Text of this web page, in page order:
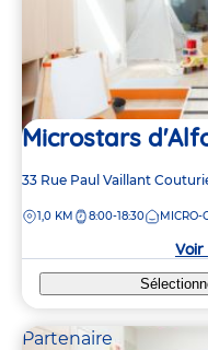
Microstars
Adresse
la
33 Rue Paul Vaillant
DISTANCE
1,0 KM 8:00-18:30 MICRO-
Partenaire